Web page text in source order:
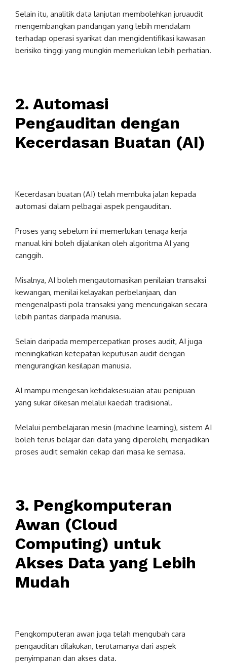
Selain itu, analitik data lanjutan membolehkan juruaudit
mengembangkan pandangan yang lebih mendalam
terhadap operasi syarikat dan mengidentifikasi kawasan
berisiko tinggi yang mungkin memerlukan lebih perhatian.
2. Automasi
Pengauditan dengan
Kecerdasan Buatan (AI)
Kecerdasan buatan (AI) telah membuka jalan kepada
automasi dalam pelbagai aspek pengauditan.
Proses yang sebelum ini memerlukan tenaga kerja
manual kini boleh dijalankan oleh algoritma AI yang
canggih.
Misalnya, AI boleh mengautomasikan penilaian transaksi
kewangan, menilai kelayakan perbelanjaan, dan
mengenalpasti pola transaksi yang mencurigakan secara
lebih pantas daripada manusia.
Selain daripada mempercepatkan proses audit, AI juga
meningkatkan ketepatan keputusan audit dengan
mengurangkan kesilapan manusia.
AI mampu mengesan ketidaksesuaian atau penipuan
yang sukar dikesan melalui kaedah tradisional.
Melalui pembelajaran mesin (machine learning), sistem AI
boleh terus belajar dari data yang diperolehi, menjadikan
proses audit semakin cekap dari masa ke semasa.
3. Pengkomputeran
Awan (Cloud
Computing) untuk
Akses Data yang Lebih
Mudah
Pengkomputeran awan juga telah mengubah cara
pengauditan dilakukan, terutamanya dari aspek
penyimpanan dan akses data.